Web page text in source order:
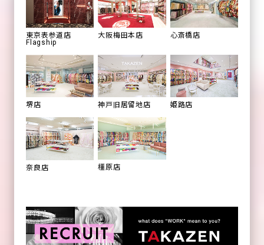
東京表参道店
Flagship
大阪梅田本店 心斎橋店
堺店 神戸旧居留地店 姫路店
奈良店 橿原店